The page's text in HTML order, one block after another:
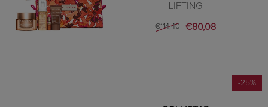
LIFTING
€114,40 €80,08
-25%